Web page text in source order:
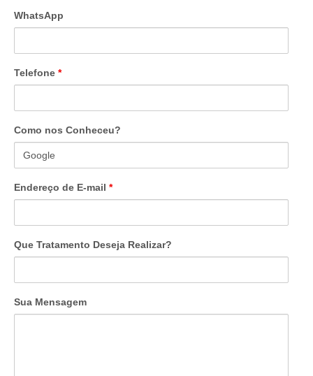
WhatsApp
Telefone *
Como nos Conheceu?
Endereço de E-mail *
Que Tratamento Deseja Realizar?
Sua Mensagem